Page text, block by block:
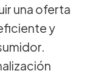
una oferta
y